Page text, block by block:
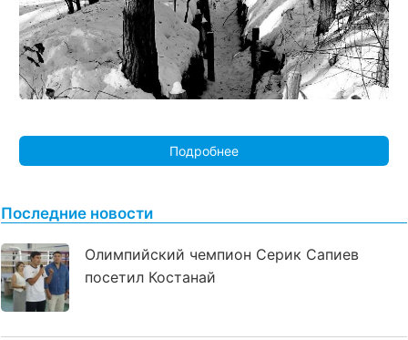
Подробнее
Последние новости
Олимпийский чемпион Серик Сапиев
посетил Костанай